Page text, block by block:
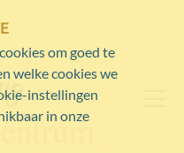
om goed te
welke cookies we
instellingen
in onze